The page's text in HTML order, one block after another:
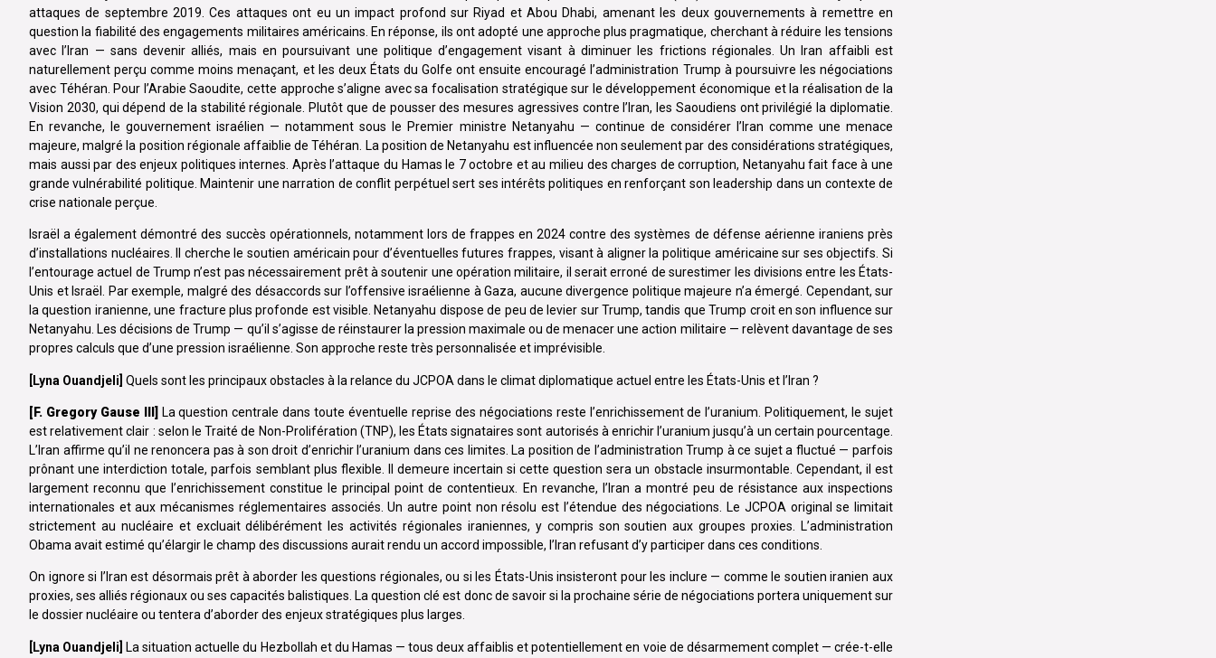
attaques de septembre 2019. Ces attaques ont eu un impact profond sur Riyad et Abou Dhabi, amenant les deux gouvernements à remettre en
question la fiabilité des engagements militaires américains. En réponse, ils ont adopté une approche plus pragmatique, cherchant à réduire les tensions
avec l’Iran — sans devenir alliés, mais en poursuivant une politique d’engagement visant à diminuer les frictions régionales. Un Iran affaibli est
naturellement perçu comme moins menaçant, et les deux États du Golfe ont ensuite encouragé l’administration Trump à poursuivre les négociations
avec Téhéran. Pour l’Arabie Saoudite, cette approche s’aligne avec sa focalisation stratégique sur le développement économique et la réalisation de la
Vision 2030, qui dépend de la stabilité régionale. Plutôt que de pousser des mesures agressives contre l’Iran, les Saoudiens ont privilégié la diplomatie.
En revanche, le gouvernement israélien — notamment sous le Premier ministre Netanyahu — continue de considérer l’Iran comme une menace
majeure, malgré la position régionale affaiblie de Téhéran. La position de Netanyahu est influencée non seulement par des considérations stratégiques,
mais aussi par des enjeux politiques internes. Après l’attaque du Hamas le 7 octobre et au milieu des charges de corruption, Netanyahu fait face à une
grande vulnérabilité politique. Maintenir une narration de conflit perpétuel sert ses intérêts politiques en renforçant son leadership dans un contexte de
crise nationale perçue.
Israël a également démontré des succès opérationnels, notamment lors de frappes en 2024 contre des systèmes de défense aérienne iraniens près
d’installations nucléaires. Il cherche le soutien américain pour d’éventuelles futures frappes, visant à aligner la politique américaine sur ses objectifs. Si
l’entourage actuel de Trump n’est pas nécessairement prêt à soutenir une opération militaire, il serait erroné de surestimer les divisions entre les États-
Unis et Israël. Par exemple, malgré des désaccords sur l’offensive israélienne à Gaza, aucune divergence politique majeure n’a émergé. Cependant, sur
la question iranienne, une fracture plus profonde est visible. Netanyahu dispose de peu de levier sur Trump, tandis que Trump croit en son influence sur
Netanyahu. Les décisions de Trump — qu’il s’agisse de réinstaurer la pression maximale ou de menacer une action militaire — relèvent davantage de ses
propres calculs que d’une pression israélienne. Son approche reste très personnalisée et imprévisible.
[Lyna Ouandjeli] Quels sont les principaux obstacles à la relance du JCPOA dans le climat diplomatique actuel entre les États-Unis et l’Iran ?
[F. Gregory Gause III] La question centrale dans toute éventuelle reprise des négociations reste l’enrichissement de l’uranium. Politiquement, le sujet
est relativement clair : selon le Traité de Non-Prolifération (TNP), les États signataires sont autorisés à enrichir l’uranium jusqu’à un certain pourcentage.
L’Iran affirme qu’il ne renoncera pas à son droit d’enrichir l’uranium dans ces limites. La position de l’administration Trump à ce sujet a fluctué — parfois
prônant une interdiction totale, parfois semblant plus flexible. Il demeure incertain si cette question sera un obstacle insurmontable. Cependant, il est
largement reconnu que l’enrichissement constitue le principal point de contentieux. En revanche, l’Iran a montré peu de résistance aux inspections
internationales et aux mécanismes réglementaires associés. Un autre point non résolu est l’étendue des négociations. Le JCPOA original se limitait
strictement au nucléaire et excluait délibérément les activités régionales iraniennes, y compris son soutien aux groupes proxies. L’administration
Obama avait estimé qu’élargir le champ des discussions aurait rendu un accord impossible, l’Iran refusant d’y participer dans ces conditions.
On ignore si l’Iran est désormais prêt à aborder les questions régionales, ou si les États-Unis insisteront pour les inclure — comme le soutien iranien aux
proxies, ses alliés régionaux ou ses capacités balistiques. La question clé est donc de savoir si la prochaine série de négociations portera uniquement sur
le dossier nucléaire ou tentera d’aborder des enjeux stratégiques plus larges.
[Lyna Ouandjeli] La situation actuelle du Hezbollah et du Hamas — tous deux affaiblis et potentiellement en voie de désarmement complet — crée-t-elle